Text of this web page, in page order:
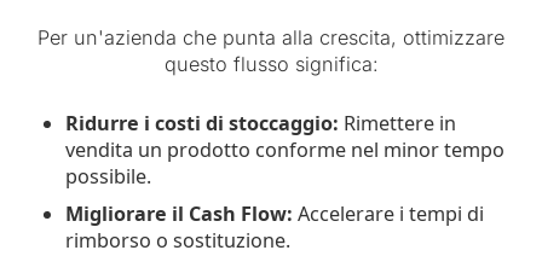
Per un'azienda che punta alla crescita, ottimizzare
questo flusso significa:
Ridurre i costi di stoccaggio: Rimettere in
vendita un prodotto conforme nel minor tempo
possibile.
Migliorare il Cash Flow: Accelerare i tempi di
rimborso o sostituzione.